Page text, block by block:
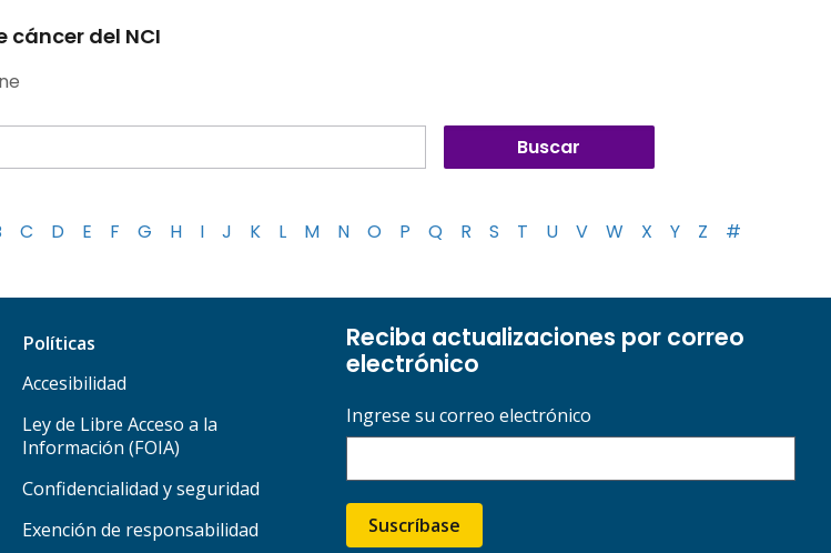
cáncer del NCI
C D E F G H I J K L M N O P Q R S T U V W X Y Z #
Políticas
Accesibilidad
Ley de Libre Acceso a la
Información (FOIA)
Confidencialidad y seguridad
Exención de responsabilidad
Reciba actualizaciones por correo
electrónico
Ingrese su correo electrónico
Suscríbase